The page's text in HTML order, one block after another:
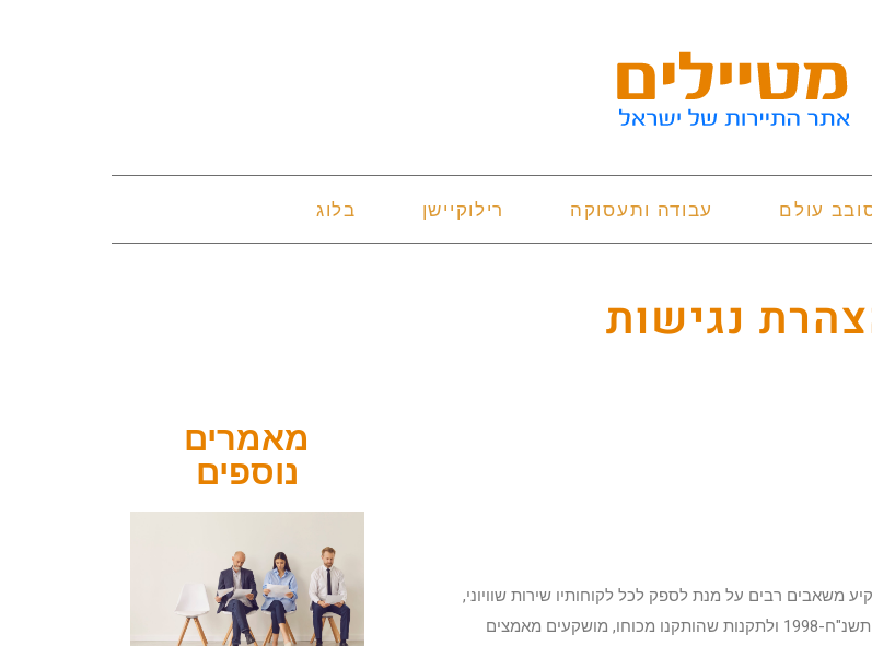
עולם עבודה ותעסוקה רילוקיישן בלוג
נגישות
משאבים רבים על מנת לספק לכל לקוחותיו שירות שוויוני,
מכובד, נגיש ומקצועי. בהתאם לחוק שוויון זכויות לאנשים עם מוגבלויות תשנ"ח-1998 ולתקנות שהותקנו מכוחו, מושקעים מאמצים
מאמרים
נוספים